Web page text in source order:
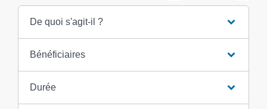
De quoi s'agit-il ?
Bénéficiaires
Durée